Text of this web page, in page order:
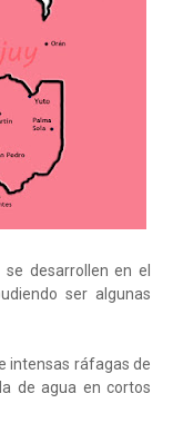
desarrollen en el
ser algunas
intensas ráfagas de
de agua en cortos